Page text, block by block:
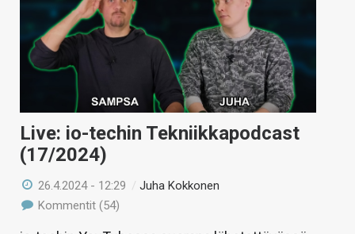
Live: io-techin Tekniikkapodcast
(17/2024)
26.4.2024 - 12:29 /Juha Kokkonen
Kommentit (54)